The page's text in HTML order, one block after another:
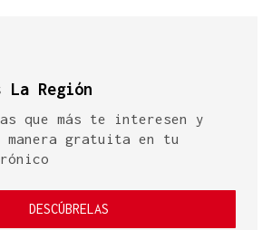
La Región
que más te interesen y
manera gratuita en tu
DESCÚBRELAS